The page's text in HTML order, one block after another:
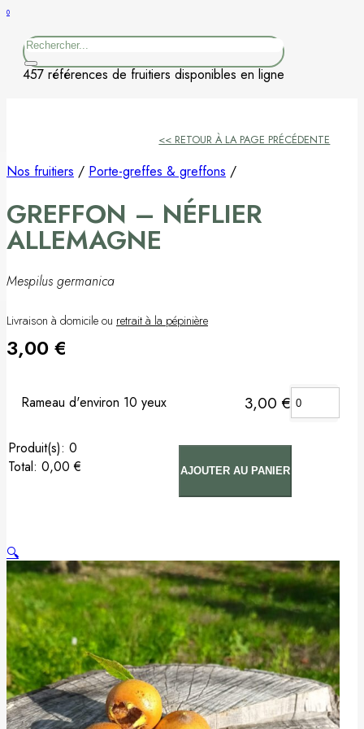
Kaki
Noisetier
Poirier
Porte-greffes & greffons
Non classé
0
Rechercher
457 références de fruitiers disponibles en ligne
Nos fruitiers / Porte-greffes & greffons /
GREFFON – NÉFLIER
ALLEMAGNE
Mespilus germanica
Livraison à domicile ou retrait à la pépinière
3,00 €
Rameau d'environ 10 yeux 3,00 €
: 0
Total: 0,00 €
0,00 €
AJOUTER AU PANIER
<< RETOUR À LA PAGE PRÉCÉDENTE
🔍